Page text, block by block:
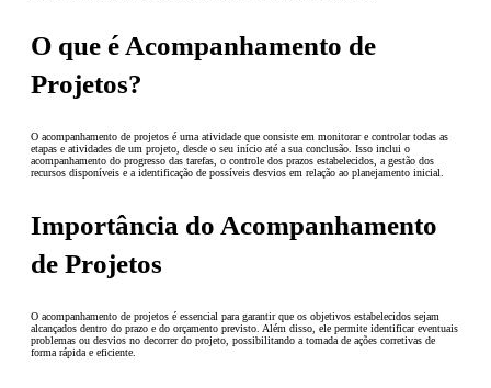
O que é Acompanhamento de
Projetos?
O acompanhamento de projetos é uma atividade que consiste em monitorar e controlar todas as
etapas e atividades de um projeto, desde o seu início até a sua conclusão. Isso inclui o
acompanhamento do progresso das tarefas, o controle dos prazos estabelecidos, a gestão dos
recursos disponíveis e a identificação de possíveis desvios em relação ao planejamento inicial.
Importância do Acompanhamento
de Projetos
O acompanhamento de projetos é essencial para garantir que os objetivos estabelecidos sejam
alcançados dentro do prazo e do orçamento previsto. Além disso, ele permite identificar eventuais
problemas ou desvios no decorrer do projeto, possibilitando a tomada de ações corretivas de
forma rápida e eficiente.